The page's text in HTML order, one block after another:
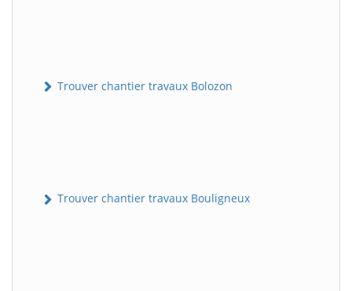
Trouver chantier travaux Bolozon
Trouver chantier travaux Bouligneux